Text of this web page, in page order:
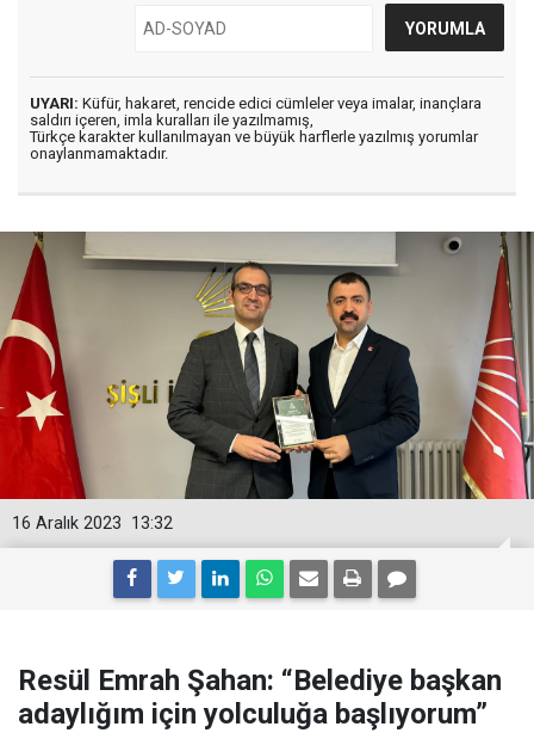
UYARI: Küfür, hakaret, rencide edici cümleler veya imalar, inançlara
saldırı içeren, imla kuralları ile yazılmamış,
Türkçe karakter kullanılmayan ve büyük harflerle yazılmış yorumlar
onaylanmamaktadır.
13:32
16 Aralık 2023
Resül Emrah Şahan: “Belediye başkan
adaylığım için yolculuğa başlıyorum”